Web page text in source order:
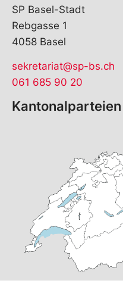
SP Basel-Stadt
Rebgasse 1
4058 Basel
sekretariat@sp-bs.ch
061 685 90 20
Kantonalparteien